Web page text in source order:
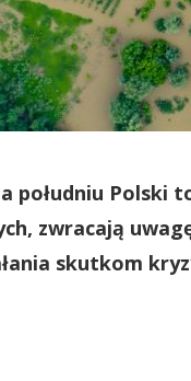
południu Polski
zwracają
skutkom